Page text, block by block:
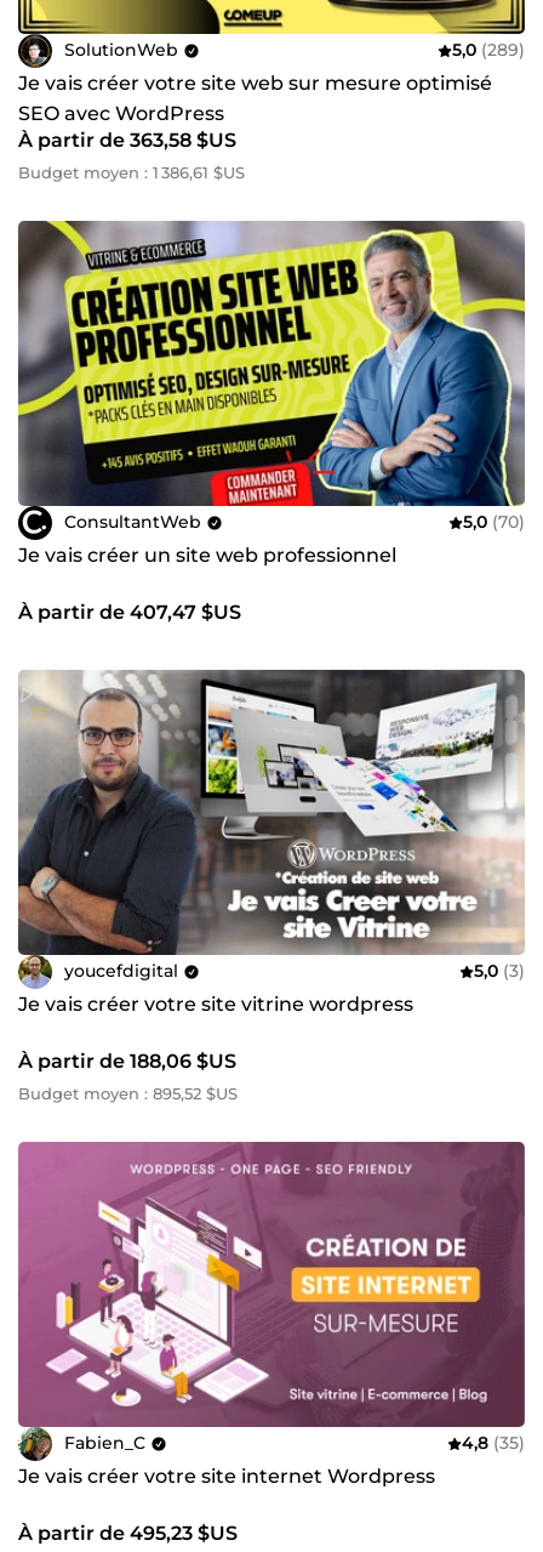
SolutionWeb 5,0 (289)
Je vais créer votre site web sur mesure optimisé
SEO avec WordPress
À partir de 363,58 $US
Budget moyen : 1 386,61 $US
ConsultantWeb 5,0 (70)
Je vais créer un site web professionnel
À partir de 407,47 $US
youcefdigital 5,0 (3)
Je vais créer votre site vitrine wordpress
À partir de 188,06 $US
Budget moyen : 895,52 $US
Fabien_C 4,8 (35)
Je vais créer votre site internet Wordpress
À partir de 495,23 $US